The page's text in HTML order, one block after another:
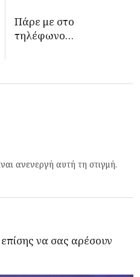
Πάρε με στο
τηλέφωνο…
ανενεργή αυτή τη στιγμή.
να σας αρέσουν